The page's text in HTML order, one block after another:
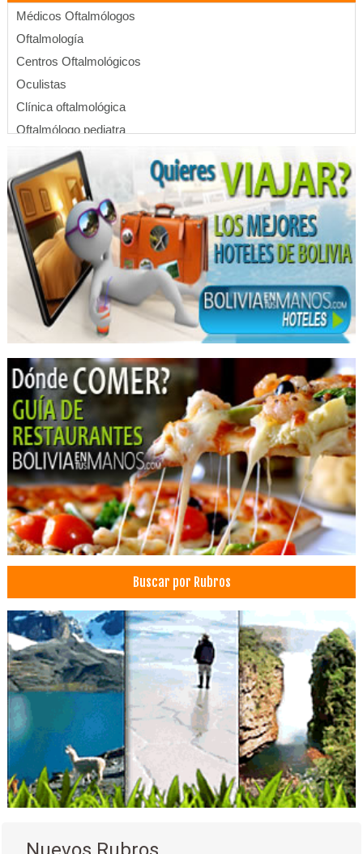
Médicos Oftalmólogos
Oftalmología
Centros Oftalmológicos
Oculistas
Clínica oftalmológica
Oftalmólogo pediatra
Cirujanos oftalmólogos
Clínica de ojos
Oftalmólogos para niños
Alquiler de mobiliario
Eventos
Alquiler de Mesas y Sillas
Cumpleaños
Matrimonios
Decoraciones
Arte Decorativo
Decoración para Eventos
Equipamiento para eventos
Organizador de eventos sociales
Instalación de Stand
Logística para Eventos
Servicios Empresariales
Hoteles
Hotels
Restaurantes: Comida Internacional
Restaurantes: Pescados y Mariscos
Juguetes
Didáctico, Venta de Material
Material Educativo
Juegos Didácticos
Juegos de Mesa
Juegos Didácticos en Madera
Juegos Educativos de Goma Eva
Buscar por Rubros